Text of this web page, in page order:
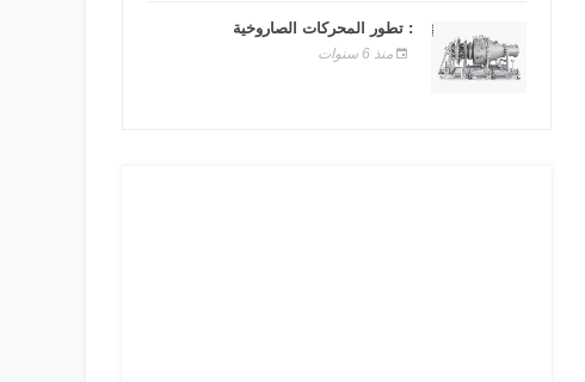
: تطور المحركات الصاروخية
منذ 6 سنوات